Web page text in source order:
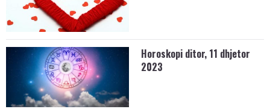
Horoskopi ditor, 11 dhjetor
2023